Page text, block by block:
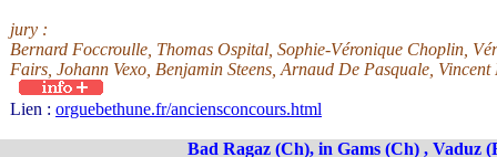
jury :
Bernard Foccroulle, Thomas Ospital, Sophie-Véronique Choplin,
Fairs, Johann Vexo, Benjamin Steens, Arnaud De Pasquale, Vincent
Lien : orguebethune.fr/anciensconcours.html
Bad Ragaz (Ch), in Gams (Ch) , Vaduz